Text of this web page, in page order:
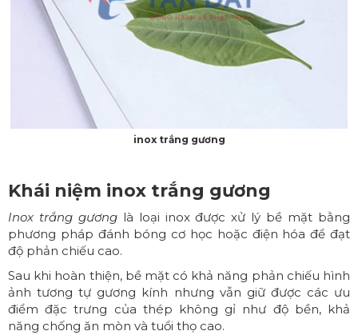
inox trắng gương
Khái niệm inox trắng gương
Inox trắng gươnglà loại inox được xử lý bề mặt bằng
phương pháp đánh bóng cơ học hoặc điện hóa để đạt
độ phản chiếu cao.
Sau khi hoàn thiện, bề mặt có khả năng phản chiếu hình
ảnh tương tự gương kính nhưng vẫn giữ được các ưu
điểm đặc trưng của thép không gỉ như độ bền, khả
năng chống ăn mòn và tuổi thọ cao.